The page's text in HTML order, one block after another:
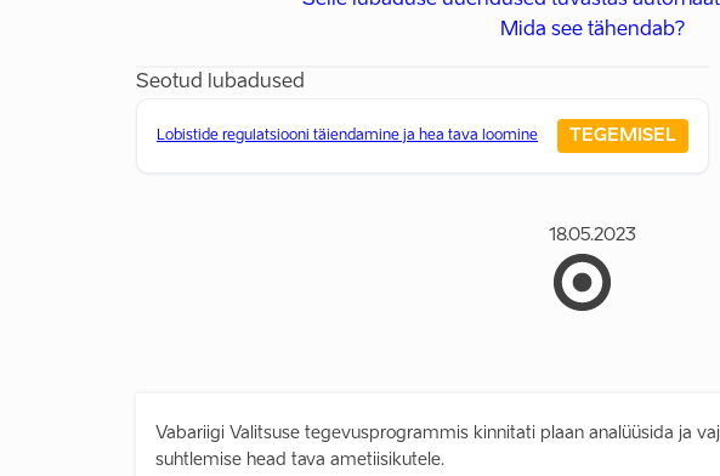
Mida see tähendab?
Seotud lubadused
Lobistide regulatsiooni täiendamine ja hea tava loomine TEGEMISEL
18.05.2023
Vabariigi Valitsuse tegevusprogrammis kinnitati plaan analüüsida ja
suhtlemise head tava ametiisikutele.